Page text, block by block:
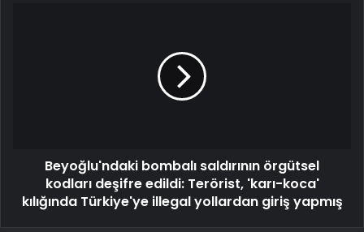
Beyoğlu'ndaki bombalı saldırının örgütsel
kodları deşifre edildi: Terörist, 'karı-koca'
kılığında Türkiye'ye illegal yollardan giriş yapmış